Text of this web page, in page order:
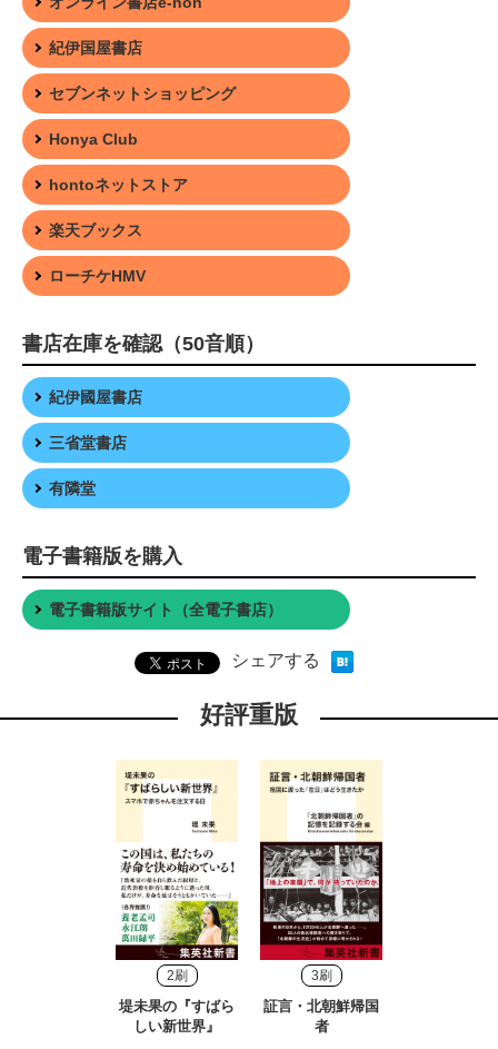
紀伊国屋書店
セブンネットショッピング
Honya Club
hontoネットストア
楽天ブックス
ローチケHMV
書店在庫を確認（50音順）
紀伊國屋書店
三省堂書店
有隣堂
電子書籍版を購入
電子書籍版サイト（全電子書店）
シェアする
好評重版
2刷
堤未果の『すばら
しい新世界』
3刷
証言・北朝鮮帰国
者